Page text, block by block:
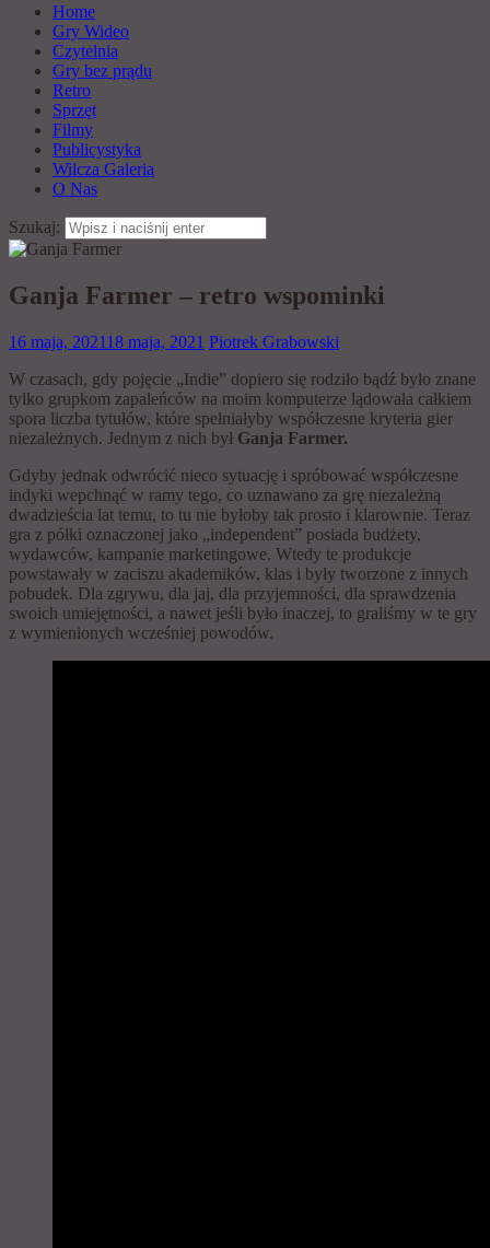
Home
Gry Wideo
Czytelnia
Gry bez prądu
Retro
Sprzęt
Filmy
Publicystyka
Wilcza Galeria
O Nas
Szukaj:
Ganja Farmer – retro wspominki
16 maja, 202118 maja, 2021 Piotrek Grabowski
W czasach, gdy pojęcie „Indie” dopiero się rodziło bądź było znane
tylko grupkom zapaleńców na moim komputerze lądowała całkiem
spora liczba tytułów, które spełniałyby współczesne kryteria gier
niezależnych. Jednym z nich był Ganja Farmer.
Gdyby jednak odwrócić nieco sytuację i spróbować współczesne
indyki wepchnąć w ramy tego, co uznawano za grę niezależną
dwadzieścia lat temu, to tu nie byłoby tak prosto i klarownie. Teraz
gra z półki oznaczonej jako „independent” posiada budżety,
wydawców, kampanie marketingowe. Wtedy te produkcje
powstawały w zaciszu akademików, klas i były tworzone z innych
pobudek. Dla zgrywu, dla jaj, dla przyjemności, dla sprawdzenia
swoich umiejętności, a nawet jeśli było inaczej, to graliśmy w te gry
z wymienionych wcześniej powodów.